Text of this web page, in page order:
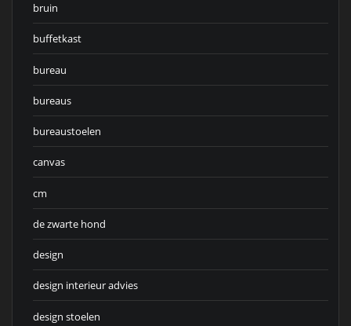
bruin
buffetkast
bureau
bureaus
bureaustoelen
canvas
cm
de zwarte hond
design
design interieur advies
design stoelen